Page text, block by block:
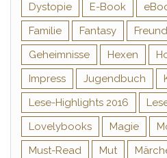
Dystopie
E-Book
Familie
Fantasy
Geheimnisse
Hexen
Impress
Jugendbuch
Lese-Highlights 2016
Lovelybooks
Magie
Must-Read
Mut